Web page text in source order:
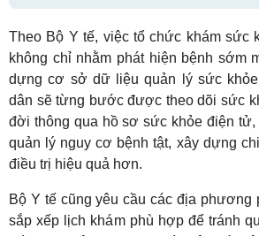
Theo Bộ Y tế, việc tổ chức khám sức
không chỉ nhằm phát hiện bệnh sớm
dựng cơ sở dữ liệu quản lý sức
dân sẽ từng bước được theo dõi sức
đời thông qua hồ sơ sức khỏe điện
quản lý nguy cơ bệnh tật, xây dựng
điều trị hiệu quả hơn.
Bộ Y tế cũng yêu cầu các địa phương
sắp xếp lịch khám phù hợp để tránh